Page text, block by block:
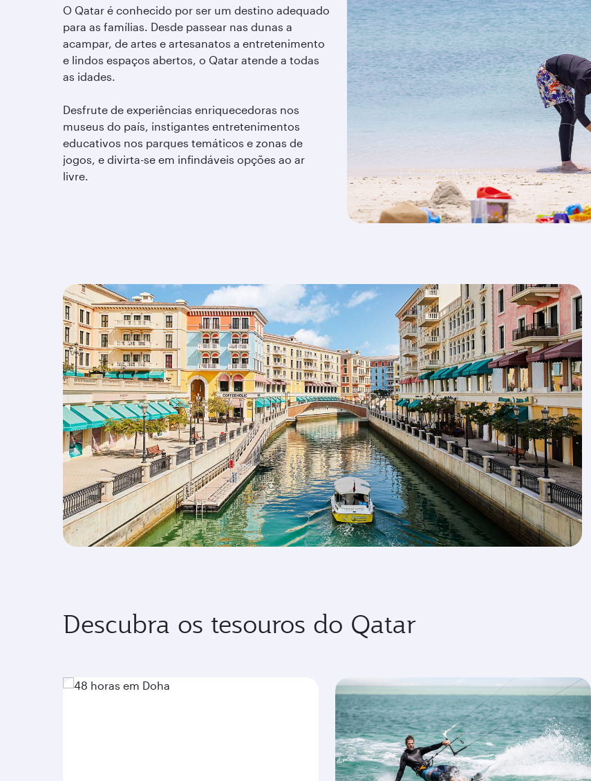
O Qatar é conhecido por ser um destino adequado
para as famílias. Desde passear nas dunas a
acampar, de artes e artesanatos a entretenimento
e lindos espaços abertos, o Qatar atende a todas
as idades.
Desfrute de experiências enriquecedoras nos
museus do país, instigantes entretenimentos
educativos nos parques temáticos e zonas de
jogos, e divirta-se em infindáveis opções ao ar
livre.
Descubra os tesouros do Qatar